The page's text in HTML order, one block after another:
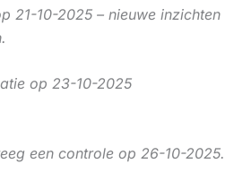
21-10-2025 – nieuwe inzichten
op 23-10-2025
een controle op 26-10-2025.